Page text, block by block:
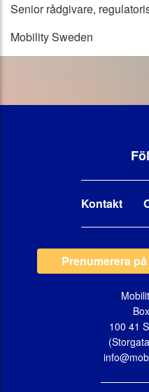
Senior rådgivare,
Mobility Sweden
Kontakt
Prenumerera
100 41